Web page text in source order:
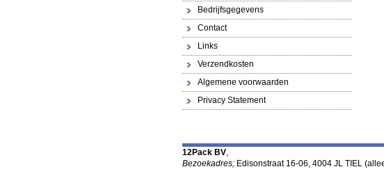
Bedrijfsgegevens
Contact
Links
Verzendkosten
Algemene voorwaarden
Privacy Statement
12Pack BV,
Bezoekadres; Edisonstraat 16-06, 4004 JL TIEL